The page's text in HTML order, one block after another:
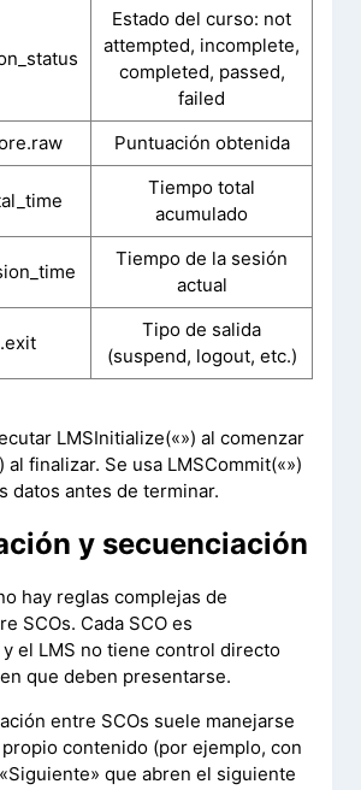
Estado del curso: not
attempted, incomplete,
completed, passed,
failed
Puntuación obtenida
Tiempo total
acumulado
Tiempo de la sesión
actual
Tipo de salida
(suspend, logout, etc.)
LMSInitialize(«») al comenzar
al finalizar. Se usa LMSCommit(«»)
datos antes de terminar.
y secuenciación
hay reglas complejas de
SCOs. Cada SCO es
el LMS no tiene control directo
que deben presentarse.
entre SCOs suele manejarse
contenido (por ejemplo, con
que abren el siguiente